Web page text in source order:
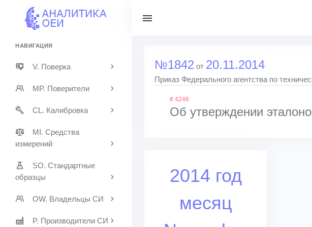
НАВИГАЦИЯ
V. Поверка
MP. Поверители
CL. Калибровка
MI. Средства
измерений
SO. Стандартные
образцы
OW. Владельцы СИ
P. Производители СИ
№1842 от 20.11.2014
Приказ Федерального агентства по
# 4246
Об утверждении
2014 год
месяц